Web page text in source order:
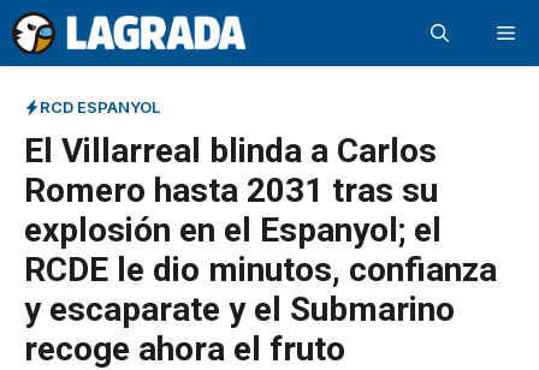
Saltar
al
contenido
RCD ESPANYOL
El Villarreal blinda a Carlos
Romero hasta 2031 tras su
explosión en el Espanyol; el
RCDE le dio minutos, confianza
y escaparate y el Submarino
recoge ahora el fruto